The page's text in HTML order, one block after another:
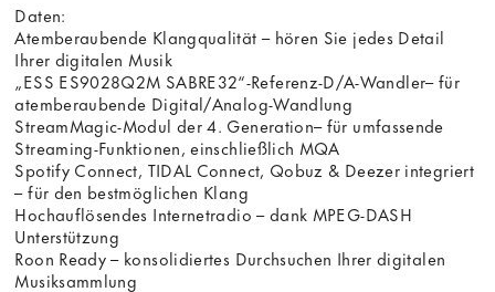
Daten:
Atemberaubende Klangqualität – hören Sie jedes Detail
Ihrer digitalen Musik
„ESS ES9028Q2M SABRE32“-Referenz-D/A-Wandler– für
atemberaubende Digital/Analog-Wandlung
StreamMagic-Modul der 4. Generation– für umfassende
Streaming-Funktionen, einschließlich MQA
Spotify Connect, TIDAL Connect, Qobuz & Deezer integriert
– für den bestmöglichen Klang
Hochauflösendes Internetradio – dank MPEG-DASH
Unterstützung
Roon Ready – konsolidiertes Durchsuchen Ihrer digitalen
Musiksammlung